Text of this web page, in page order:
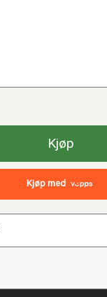
Kjøp
Kjøp med